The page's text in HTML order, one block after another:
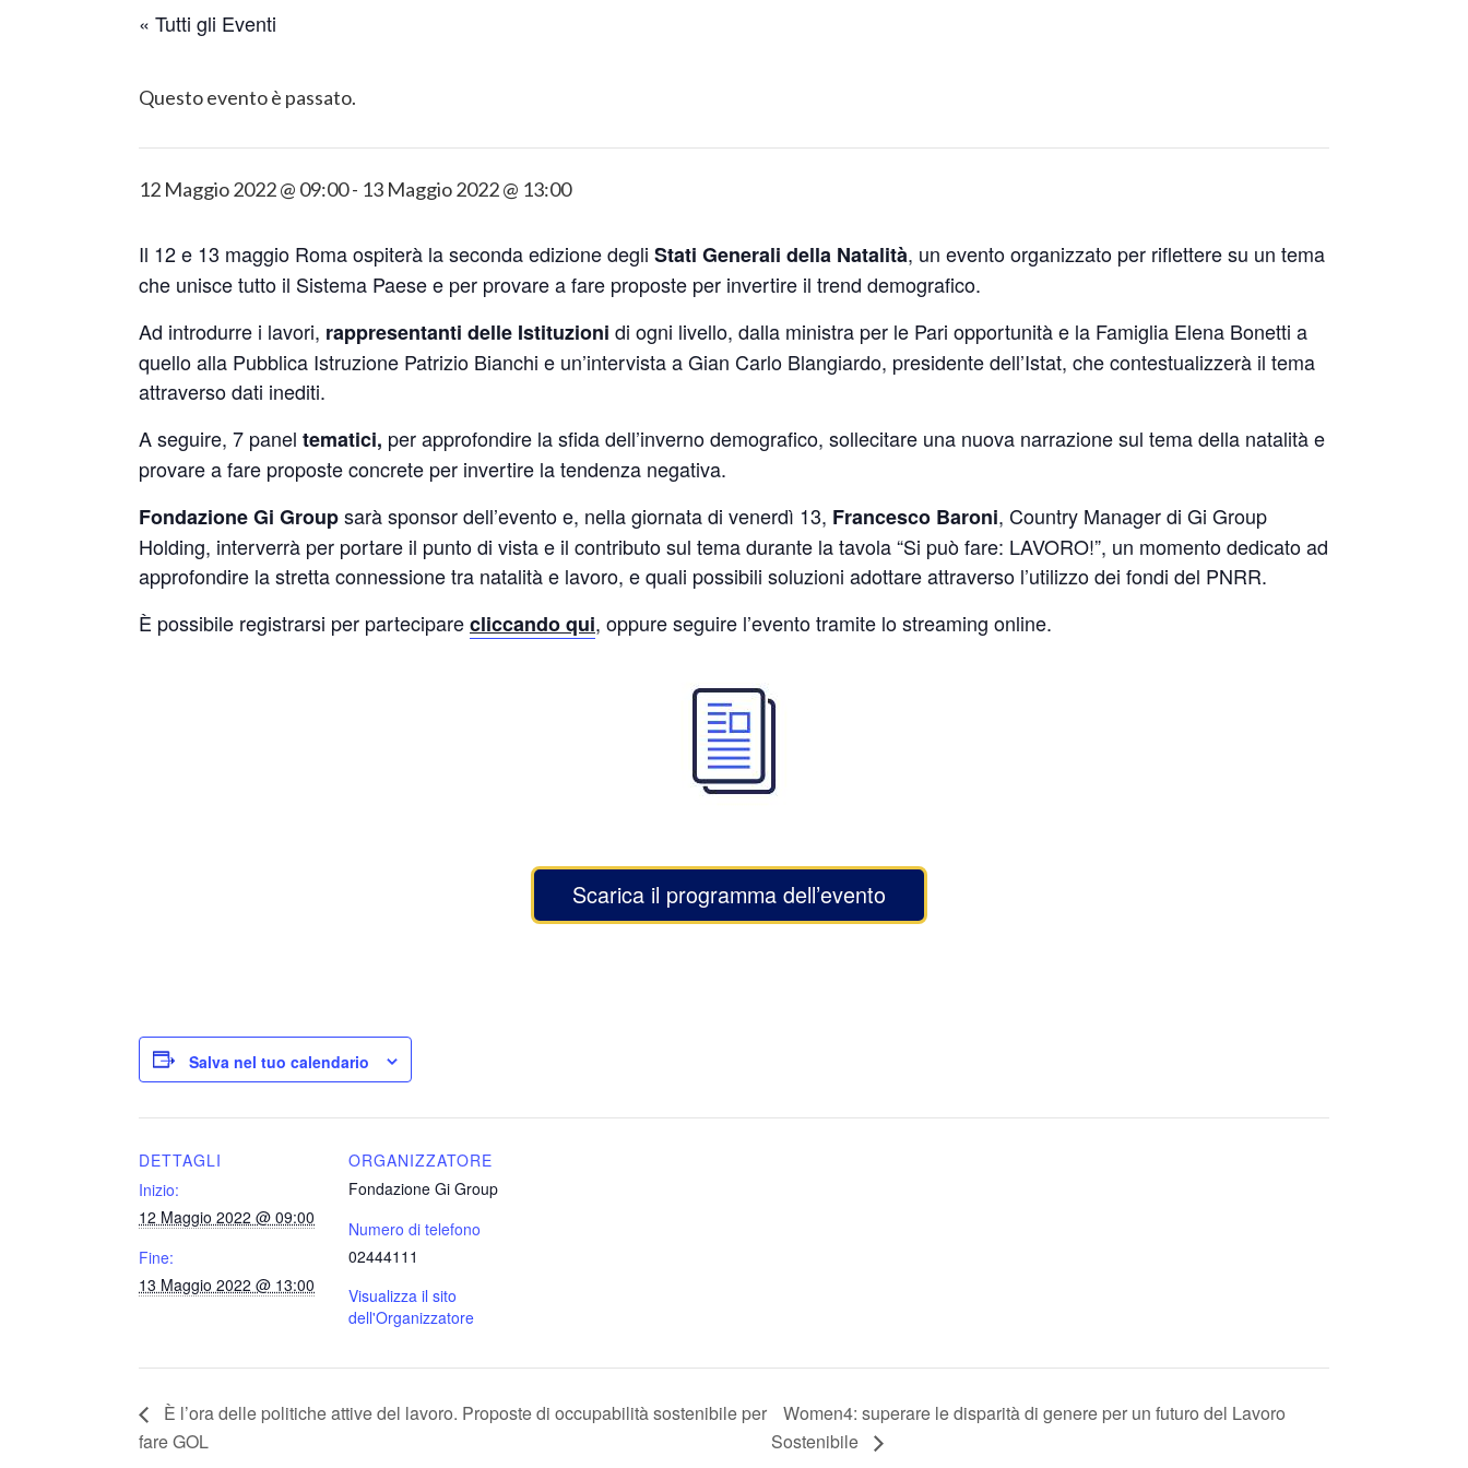
u
o
« Tutti gli Eventi
Questo evento è passato.
12 Maggio 2022 @ 09:00- 13 Maggio 2022 @ 13:00
Il 12 e 13 maggio Roma ospiterà la seconda edizione degli Stati Generali della Natalità, un evento organizzato per riflettere su un tema
che unisce tutto il Sistema Paese e per provare a fare proposte per invertire il trend demografico.
Ad introdurre i lavori, rappresentanti delle Istituzioni di ogni livello, dalla ministra per le Pari opportunità e la Famiglia Elena Bonetti a
quello alla Pubblica Istruzione Patrizio Bianchi e un’intervista a Gian Carlo Blangiardo, presidente dell’Istat, che contestualizzerà il tema
attraverso dati inediti.
A seguire, 7 panel tematici, per approfondire la sfida dell’inverno demografico, sollecitare una nuova narrazione sul tema della natalità e
provare a fare proposte concrete per invertire la tendenza negativa.
Fondazione Gi Groupsarà sponsor dell’evento e, nella giornata di venerdì 13, Francesco Baroni, Country Manager di Gi Group
Holding, interverrà per portare il punto di vista e il contributo sul tema durante la tavola “Si può fare: LAVORO!”, un momento dedicato ad
approfondire la stretta connessione tra natalità e lavoro, e quali possibili soluzioni adottare attraverso l’utilizzo dei fondi del PNRR.
È possibile registrarsi per parteciparecliccando qui, oppure seguire l’evento tramite lo streaming online.
Scarica il programma dell’evento
Salva nel tuo calendario
DETTAGLI
Inizio:
12 Maggio 2022 @ 09:00
Fine:
13 Maggio 2022 @ 13:00
ORGANIZZATORE
Fondazione Gi Group
Numero di telefono
02444111
Visualizza il sito
dell'Organizzatore
È l’ora delle politiche attive del lavoro. Proposte di occupabilità sostenibile per
fare GOL
Women4: superare le disparità di genere per un futuro del Lavoro
Sostenibile